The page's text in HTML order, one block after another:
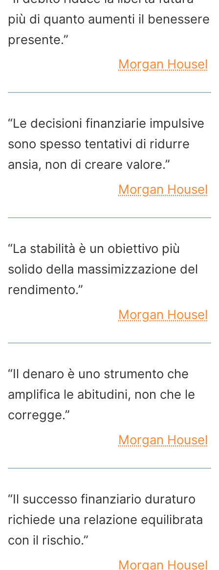
più di quanto aumenti il benessere
presente.”
Morgan Housel
“Le decisioni finanziarie impulsive
sono spesso tentativi di ridurre
ansia, non di creare valore.”
Morgan Housel
“La stabilità è un obiettivo più
solido della massimizzazione del
rendimento.”
Morgan Housel
“Il denaro è uno strumento che
amplifica le abitudini, non che le
corregge.”
Morgan Housel
“Il successo finanziario duraturo
richiede una relazione equilibrata
con il rischio.”
Morgan Housel